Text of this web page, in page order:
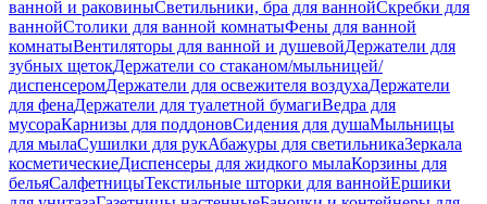
ванной и раковиныСветильники, бра для ваннойСкребки для
ваннойСтолики для ванной комнатыФены для ванной
комнатыВентиляторы для ванной и душевойДержатели для
зубных щетокДержатели со стаканом/мыльницей/
диспенсеромДержатели для освежителя воздухаДержатели
для фенаДержатели для туалетной бумагиВедра для
мусораКарнизы для поддоновСидения для душаМыльницы
для мылаСушилки для рукАбажуры для светильникаЗеркала
косметическиеДиспенсеры для жидкого мылаКорзины для
бельяСалфетницыТекстильные шторки для ваннойЕршики